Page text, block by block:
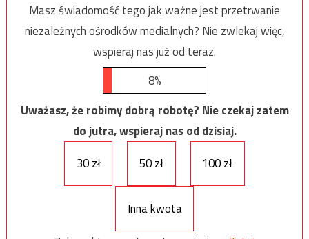
Masz świadomość tego jak ważne jest przetrwanie
niezależnych ośrodków medialnych? Nie zwlekaj więc,
wspieraj nas już od teraz.
8%
Uważasz, że robimy dobrą robotę? Nie czekaj zatem
do jutra, wspieraj nas od dzisiaj.
30 zł
50 zł 100 zł
Inna kwota